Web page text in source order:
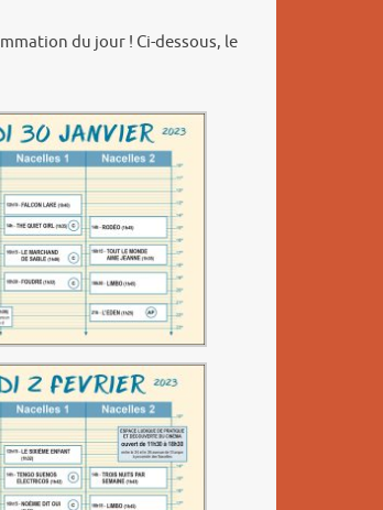
du jour ! Ci-dessous, le